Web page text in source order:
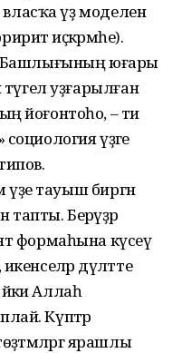
власҡа үҙ моделен
иҫкәрмәһе).
Башлығының юғары
түгел уҙғарылған
йоғонтоһо, – ти
үҙәге
үҙе тауыш биргән
тапты. Берәүҙәр
формаһына күсеү
дәүләтте
Аллаһ
Күптәр
ярашлы